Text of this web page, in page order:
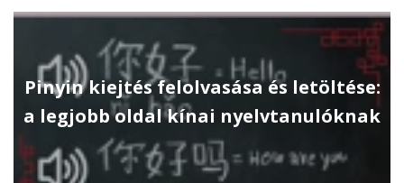
Pinyin kiejtés felolvasása és letöltése:
a legjobb oldal kínai nyelvtanulóknak